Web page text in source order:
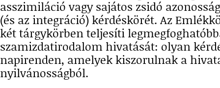
asszimiláció vagy sajátos zsidó
(és az integráció) kérdéskörét. Az
két tárgykörben teljesíti
szamizdatirodalom hivatását: olyan
napirenden, amelyek kiszorulnak a
nyilvánosságból.